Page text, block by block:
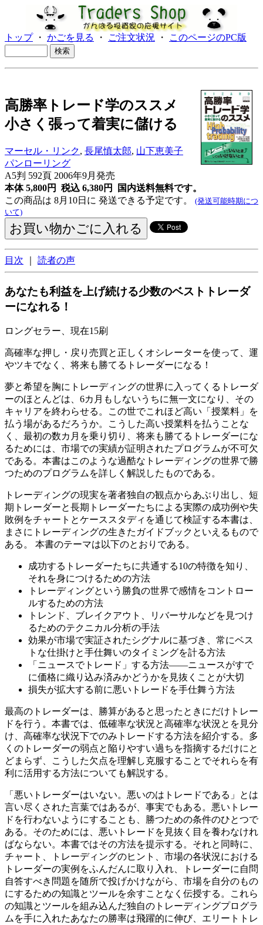
トップ・ かごを見る ・ ご注文状況 ・ このページのPC版
高勝率トレード学のススメ
小さく張って着実に儲ける
マーセル・リンク, 長尾慎太郎, 山下恵美子
パンローリング
A5判 592頁 2006年9月発売
本体 5,800円 税込 6,380円
国内送料無料です。
この商品は 8月10日に 発送できる予定です。 (発送可能時期につ
いて)
目次 読者の声
あなたも利益を上げ続ける少数のベストトレーダ
ーになれる！
ロングセラー、現在15刷
高確率な押し・戻り売買と正しくオシレーターを使って、運
やツキでなく、将来も勝てるトレーダーになる！
夢と希望を胸にトレーディングの世界に入ってくるトレーダ
ーのほとんどは、6カ月もしないうちに無一文になり、その
キャリアを終わらせる。この世でこれほど高い「授業料」を
払う場があるだろうか。こうした高い授業料を払うことな
く、最初の数カ月を乗り切り、将来も勝てるトレーダーにな
るためには、市場での実績が証明されたプログラムが不可欠
である。本書はこのような過酷なトレーディングの世界で勝
つためのプログラムを詳しく解説したものである。
トレーディングの現実を著者独自の観点からあぶり出し、短
期トレーダーと長期トレーダーたちによる実際の成功例や失
敗例をチャートとケーススタディを通じて検証する本書は、
まさにトレーディングの生きたガイドブックといえるもので
ある。 本書のテーマは以下のとおりである。
成功するトレーダーたちに共通する10の特徴を知り、
それを身につけるための方法
トレーディングという勝負の世界で感情をコントロー
ルするための方法
トレンド、ブレイクアウト、リバーサルなどを見つけ
るためのテクニカル分析の手法
効果が市場で実証されたシグナルに基づき、常にベス
トな仕掛けと手仕舞いのタイミングを計る方法
「ニュースでトレード」する方法――ニュースがすで
に価格に織り込み済みかどうかを見抜くことが大切
損失が拡大する前に悪いトレードを手仕舞う方法
最高のトレーダーは、勝算があると思ったときにだけトレー
ドを行う。本書では、低確率な状況と高確率な状況とを見分
け、高確率な状況下でのみトレードする方法を紹介する。多
くのトレーダーの弱点と陥りやすい過ちを指摘するだけにと
どまらず、こうした欠点を理解し克服することでそれらを有
利に活用する方法についても解説する。
「悪いトレーダーはいない。悪いのはトレードである」とは
言い尽くされた言葉ではあるが、事実でもある。悪いトレー
ドを行わないようにすることも、勝つための条件のひとつで
ある。そのためには、悪いトレードを見抜く目を養わなけれ
ばならない。本書ではその方法を提示する。それと同時に、
チャート、トレーディングのヒント、市場の各状況における
トレーダーの実例をふんだんに取り入れ、トレーダーに自問
自答すべき問題を随所で投げかけながら、市場を自分のもの
にするための知識とツールを余すことなく伝授する。これら
の知識とツールを組み込んだ独自のトレーディングプログラ
ムを手に入れたあなたの勝率は飛躍的に伸び、エリートトレ